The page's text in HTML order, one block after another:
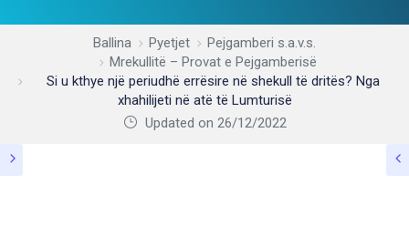
Ballina Pyetjet
Pejgamberi s.a.v.s.
Mrekullitë – Provat e Pejgamberisë
Si u kthye një periudhë errësire në shekull të dritës? Nga
xhahilijeti në atë të Lumturisë
Updated on 26/12/2022